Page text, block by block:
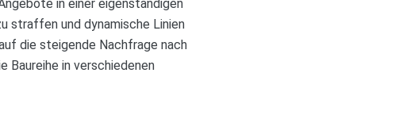
in einer eigenständigen
straffen und dynamische Linien
die steigende Nachfrage nach
Baureihe in verschiedenen